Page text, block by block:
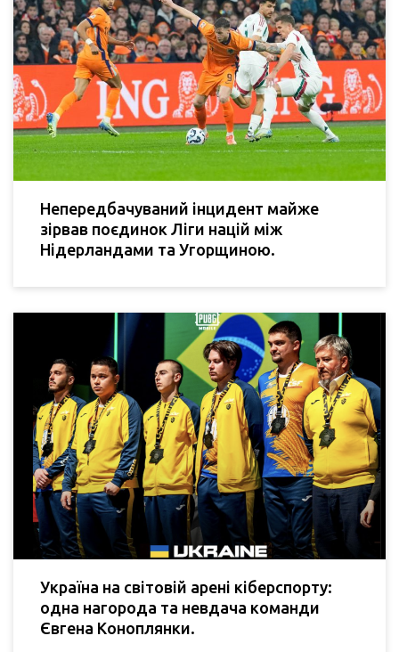
Непередбачуваний інцидент майже
зірвав поєдинок Ліги націй між
Нідерландами та Угорщиною.
Україна на світовій арені кіберспорту:
одна нагорода та невдача команди
Євгена Коноплянки.